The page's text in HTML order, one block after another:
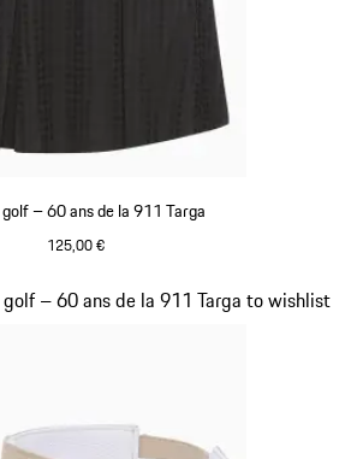
– 60 ans de la 911 Targa
125,00 €
– 60 ans de la 911 Targa to wishlist